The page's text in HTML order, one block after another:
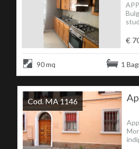
€
90 mq 1
Cod. MA 1146